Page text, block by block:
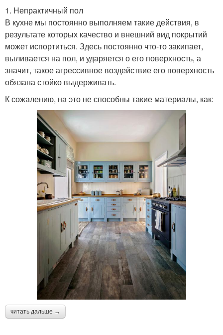
1. Непрактичный пол
В кухне мы постоянно выполняем такие действия, в
результате которых качество и внешний вид покрытий
может испортиться. Здесь постоянно что-то закипает,
выливается на пол, и ударяется о его поверхность, а
значит, такое агрессивное воздействие его поверхность
обязана стойко выдерживать.
К сожалению, на это не способны такие материалы, как:
читать дальше →